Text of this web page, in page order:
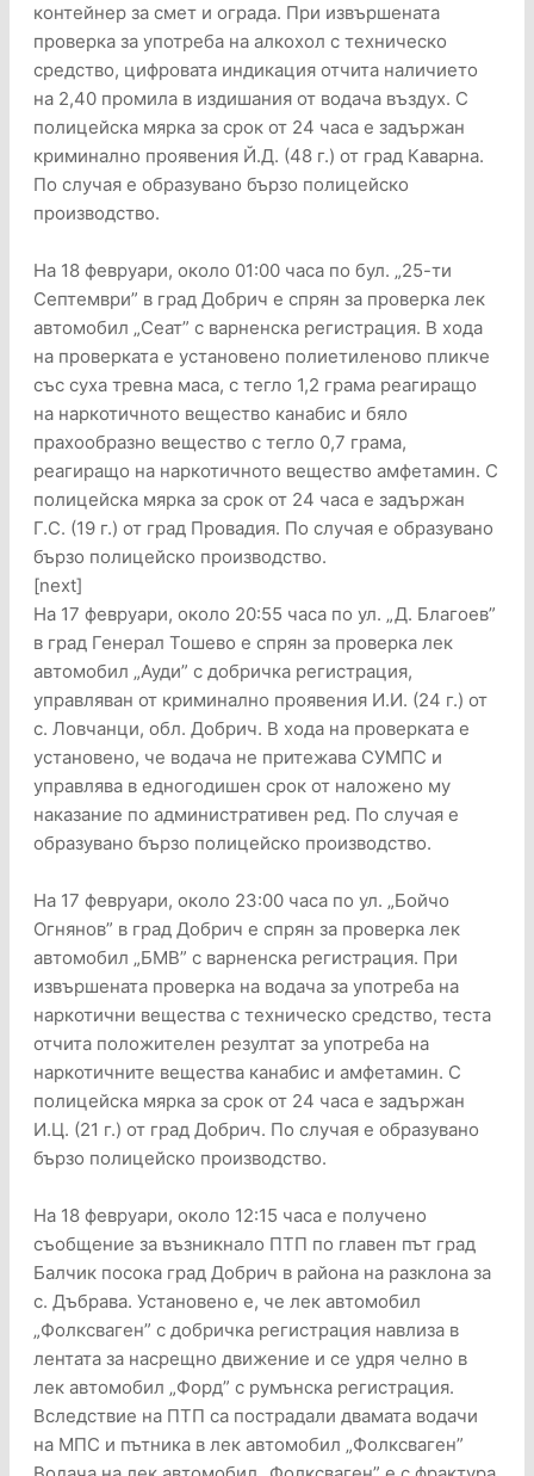
контейнер за смет и ограда. При извършената
проверка за употреба на алкохол с техническо
средство, цифровата индикация отчита наличието
на 2,40 промила в издишания от водача въздух. С
полицейска мярка за срок от 24 часа е задържан
криминално проявения Й.Д. (48 г.) от град Каварна.
По случая е образувано бързо полицейско
производство.
На 18 февруари, около 01:00 часа по бул. „25-ти
Септември” в град Добрич е спрян за проверка лек
автомобил „Сеат” с варненска регистрация. В хода
на проверката е установено полиетиленово пликче
със суха тревна маса, с тегло 1,2 грама реагиращо
на наркотичното вещество канабис и бяло
прахообразно вещество с тегло 0,7 грама,
реагиращо на наркотичното вещество амфетамин. С
полицейска мярка за срок от 24 часа е задържан
Г.С. (19 г.) от град Провадия. По случая е образувано
бързо полицейско производство.
[next]
На 17 февруари, около 20:55 часа по ул. „Д. Благоев”
в град Генерал Тошево е спрян за проверка лек
автомобил „Ауди” с добричка регистрация,
управляван от криминално проявения И.И. (24 г.) от
с. Ловчанци, обл. Добрич. В хода на проверката е
установено, че водача не притежава СУМПС и
управлява в едногодишен срок от наложено му
наказание по административен ред. По случая е
образувано бързо полицейско производство.
На 17 февруари, около 23:00 часа по ул. „Бойчо
Огнянов” в град Добрич е спрян за проверка лек
автомобил „БМВ” с варненска регистрация. При
извършената проверка на водача за употреба на
наркотични вещества с техническо средство, теста
отчита положителен резултат за употреба на
наркотичните вещества канабис и амфетамин. С
полицейска мярка за срок от 24 часа е задържан
И.Ц. (21 г.) от град Добрич. По случая е образувано
бързо полицейско производство.
На 18 февруари, около 12:15 часа е получено
съобщение за възникнало ПТП по главен път град
Балчик посока град Добрич в района на разклона за
с. Дъбрава. Установено е, че лек автомобил
„Фолксваген” с добричка регистрация навлиза в
лентата за насрещно движение и се удря челно в
лек автомобил „Форд” с румънска регистрация.
Вследствие на ПТП са пострадали двамата водачи
на МПС и пътника в лек автомобил „Фолксваген”